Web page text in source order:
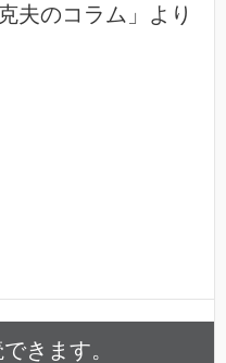
夫のコラム」より
きます。